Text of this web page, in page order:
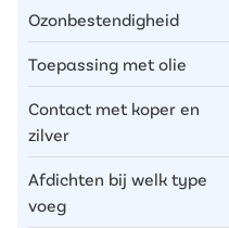
Ozonbestendigheid
Toepassing met olie
Contact met koper en
zilver
Afdichten bij welk type
voeg